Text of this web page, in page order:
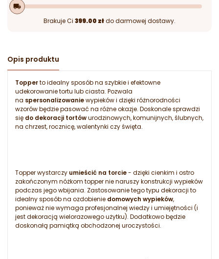
local_shipping
Brakuje Ci 399.00 złdo darmowej dostawy.
Opis produktu
Topperto idealny sposób na szybkie i efektowne
udekorowanie tortu lub ciasta. Pozwala
na spersonalizowaniewypieków i dzięki różnorodności
wzorów będzie pasować na różne okazje. Doskonale sprawdzi
się do dekoracji tortówurodzinowych, komunijnych, ślubnych,
na chrzest, rocznicę, walentynki czy święta.
Topper wystarczy umieścić na torcie- dzięki cienkim i ostro
zakończonym nóżkom topper nie naruszy konstrukcji wypieków
podczas jego wbijania. Zastosowanie tego typu dekoracji to
idealny sposób na ozdobienie domowych wypieków,
ponieważ nie wymaga profesjonalnej wiedzy i umiejętności (i
jest dekoracją wielorazowego użytku). Dodatkowo będzie
doskonałą pamiątką obchodzonej uroczystości.